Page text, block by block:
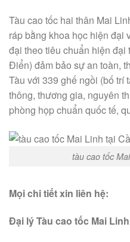
Tàu cao tốc hai thân Mai
ráp bằng khoa học hiện đại
đại theo tiêu chuẩn hiện đại
Điển) đảm bảo sự an toàn,
Tàu với 339 ghế ngồi (bố trí
thông, thương gia, nguyên
phòng họp chuẩn quốc tế,
tàu cao tốc
Mọi chi tiết xin liên hệ:
Đại lý Tàu cao tốc Mai